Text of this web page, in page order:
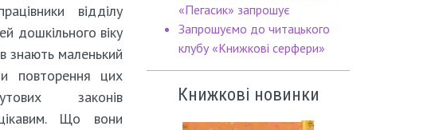
відділу
дошкільного віку
знають маленький
повторення цих
законів
Що вони
«Пегасик» запрошує
Запрошуємо до читацького
клубу «Книжкові серфери»
Книжкові новинки